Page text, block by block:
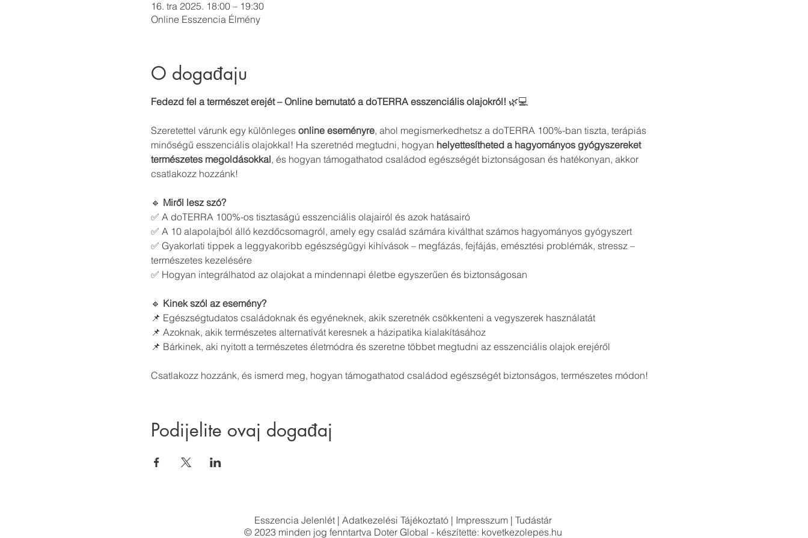
16. tra 2025. 18:00 – 19:30
Online Esszencia Élmény
O događaju
Fedezd fel a természet erejét – Online bemutató a doTERRA esszenciális olajokról! 🌿💻
Szeretettel várunk egy különleges online eseményre, ahol megismerkedhetsz a doTERRA 100%-ban tiszta, terápiás
minőségű esszenciális olajokkal! Ha szeretnéd megtudni, hogyan helyettesítheted a hagyományos gyógyszereket
természetes megoldásokkal, és hogyan támogathatod családod egészségét biztonságosan és hatékonyan, akkor
csatlakozz hozzánk!
🔹 Miről lesz szó?
✅ A doTERRA 100%-os tisztaságú esszenciális olajairól és azok hatásairó
✅ A 10 alapolajból álló kezdőcsomagról, amely egy család számára kiválthat számos hagyományos gyógyszert
✅ Gyakorlati tippek a leggyakoribb egészségügyi kihívások – megfázás, fejfájás, emésztési problémák, stressz –
természetes kezelésére
✅ Hogyan integrálhatod az olajokat a mindennapi életbe egyszerűen és biztonságosan
🔹 Kinek szól az esemény?
📌 Egészségtudatos családoknak és egyéneknek, akik szeretnék csökkenteni a vegyszerek használatát
📌 Azoknak, akik természetes alternatívát keresnek a házipatika kialakításához
📌 Bárkinek, aki nyitott a természetes életmódra és szeretne többet megtudni az esszenciális olajok erejéről
Csatlakozz hozzánk, és ismerd meg, hogyan támogathatod családod egészségét biztonságos, természetes módon!
Podijelite ovaj događaj
Esszencia Jelenlét | Adatkezelési Tájékoztató | Impresszum | Tudástár
© 2023 minden jog fenntartva Doter Global - készítette: kovetkezolepes.hu